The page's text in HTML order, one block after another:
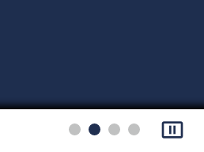
pause_presentation